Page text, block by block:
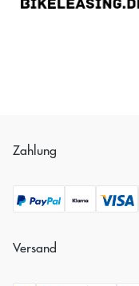
Zahlung
Versand